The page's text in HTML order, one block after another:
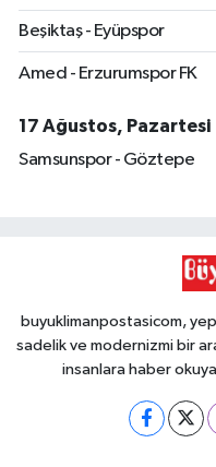
Beşiktaş - Eyüpspor
Amed - Erzurumspor FK
17 Ağustos, Pazartesi
Samsunspor - Göztepe
buyuklimanpostasicom,
sadelik ve modernizmi bir
insanlara haber